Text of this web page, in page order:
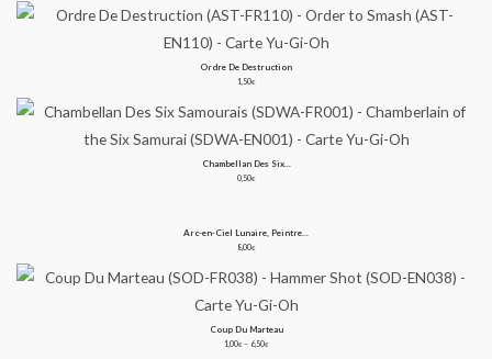
Ordre De Destruction
1,50€
Chambellan Des Six...
0,50€
Arc-en-Ciel Lunaire, Peintre...
8,00€
Coup Du Marteau
1,00€ – 6,50€
Plage
prix :